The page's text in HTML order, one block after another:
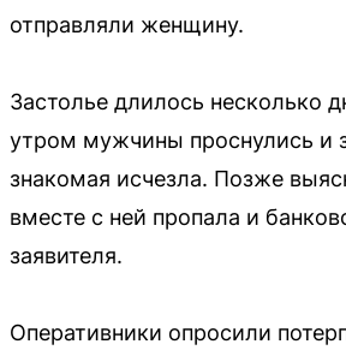
отправляли женщину.
Застолье длилось несколько
утром мужчины проснулись и
знакомая исчезла. Позже
вместе с ней пропала и
заявителя.
Оперативники опросили